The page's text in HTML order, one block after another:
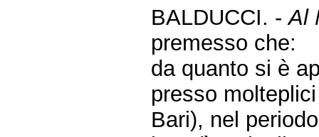
BALDUCCI. -Al
premesso che:
da quanto si è
presso
Bari), nel